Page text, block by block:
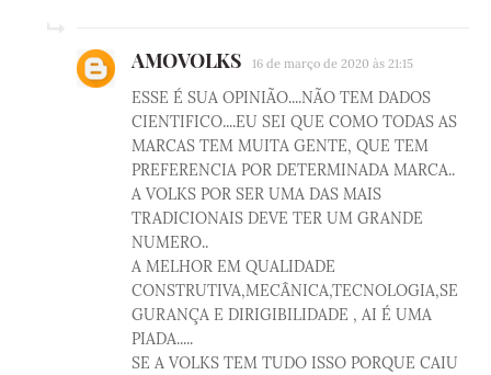
AMOVOLKS 16 de março de 2020 às 21:15
ESSE É SUA OPINIÃO....NÃO TEM DADOS
CIENTIFICO....EU SEI QUE COMO TODAS AS
MARCAS TEM MUITA GENTE, QUE TEM
PREFERENCIA POR DETERMINADA MARCA..
A VOLKS POR SER UMA DAS MAIS
TRADICIONAIS DEVE TER UM GRANDE
NUMERO..
A MELHOR EM QUALIDADE
CONSTRUTIVA,MECÂNICA,TECNOLOGIA,SE
GURANÇA E DIRIGIBILIDADE , AI É UMA
PIADA.....
SE A VOLKS TEM TUDO ISSO PORQUE CAIU